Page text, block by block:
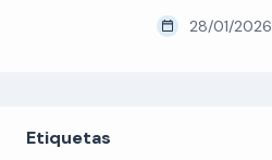
28/01/2026
Etiquetas